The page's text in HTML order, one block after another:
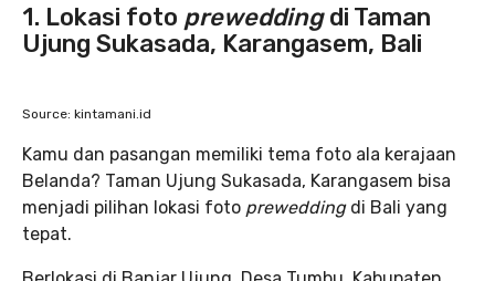
1. Lokasi foto preweddingdi Taman
Ujung Sukasada, Karangasem, Bali
Source: kintamani.id
Kamu dan pasangan memiliki tema foto ala kerajaan
Belanda? Taman Ujung Sukasada, Karangasem bisa
menjadi pilihan lokasi foto preweddingdi Bali yang
tepat.